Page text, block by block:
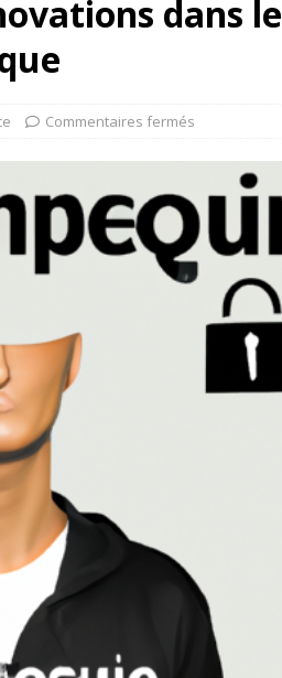
dans le
Commentaires fermés